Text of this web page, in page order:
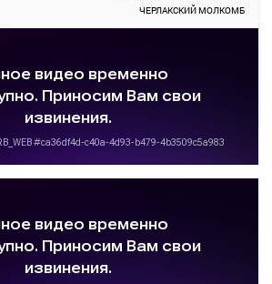
ЧЕРЛАКСКИЙ МОЛКОМБ
Подробнее